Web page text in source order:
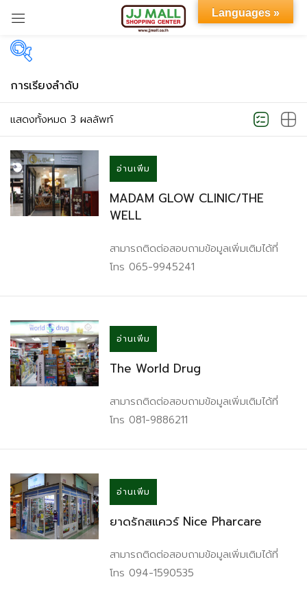
Product Color
Black (0)
Brown
Pink
แสดงทั้งหมด 3 ผลลัพท์
การเรียงลำดับ
อ่านเพิ่ม
MADAM GLOW CLINIC/THE
WELL
สามารถติดต่อสอบถามข้อมูลเพิ่มเติมได้ที่
โทร 065-9945241
อ่านเพิ่ม
The World Drug
สามารถติดต่อสอบถามข้อมูลเพิ่มเติมได้ที่
โทร 081-9886211
อ่านเพิ่ม
ยาดรักสแควร์ Nice Pharcare
สามารถติดต่อสอบถามข้อมูลเพิ่มเติมได้ที่
โทร 094-1590535
Languages »
Sign in
Remember me
LOG IN
CREATE AN ACCOUNT